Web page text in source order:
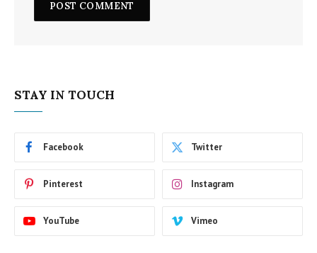
STAY IN TOUCH
Facebook Twitter
Pinterest Instagram
YouTube Vimeo